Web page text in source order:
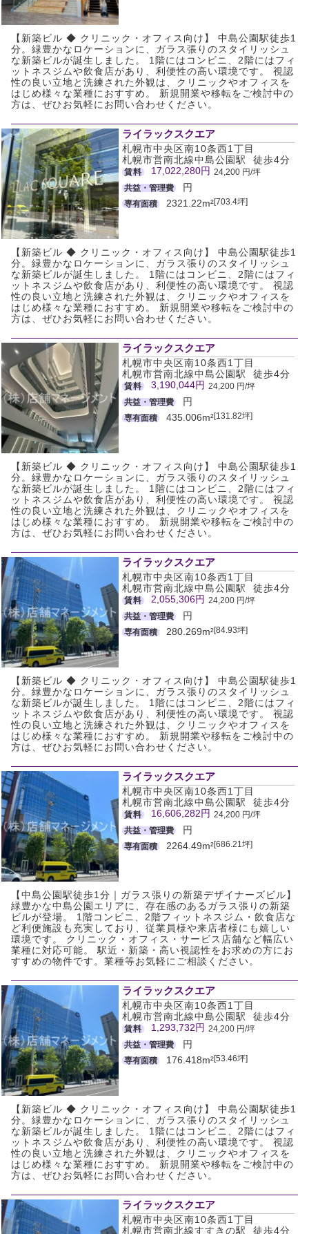
【新築ビル ◆ クリニック・オフィス向け】 中島公園駅徒歩1
分。緑豊かなロケーションに、ガラス張りのスタイリッシュ
な新築ビルが誕生しました。 1階にはコンビニ、2階にはフィ
ットネスジムや飲食店があり、利便性の高い環境です。 視認
性の良い立地と洗練された外観は、クリニックやオフィスを
はじめ様々な業種におすすめ。 新規開業や移転をご検討中の
方は、ぜひお気軽にお問い合わせください。
ライラックスクエア
札幌市中央区南10条西1丁目
札幌市営南北線中島公園駅 徒歩4分
賃料 17,022,280円 24,200 円/坪
共益・管理費
円
専有面積 2321.22m²[703.4坪]
【新築ビル ◆ クリニック・オフィス向け】 中島公園駅徒歩1
分。緑豊かなロケーションに、ガラス張りのスタイリッシュ
な新築ビルが誕生しました。 1階にはコンビニ、2階にはフィ
ットネスジムや飲食店があり、利便性の高い環境です。 視認
性の良い立地と洗練された外観は、クリニックやオフィスを
はじめ様々な業種におすすめ。 新規開業や移転をご検討中の
方は、ぜひお気軽にお問い合わせください。
ライラックスクエア
札幌市中央区南10条西1丁目
札幌市営南北線中島公園駅 徒歩4分
賃料 3,190,044円 24,200 円/坪
共益・管理費
円
専有面積 435.006m²[131.82坪]
【新築ビル ◆ クリニック・オフィス向け】 中島公園駅徒歩1
分。緑豊かなロケーションに、ガラス張りのスタイリッシュ
な新築ビルが誕生しました。 1階にはコンビニ、2階にはフィ
ットネスジムや飲食店があり、利便性の高い環境です。 視認
性の良い立地と洗練された外観は、クリニックやオフィスを
はじめ様々な業種におすすめ。 新規開業や移転をご検討中の
方は、ぜひお気軽にお問い合わせください。
ライラックスクエア
札幌市中央区南10条西1丁目
札幌市営南北線中島公園駅 徒歩4分
賃料 2,055,306円 24,200 円/坪
共益・管理費
円
専有面積 280.269m²[84.93坪]
【新築ビル ◆ クリニック・オフィス向け】 中島公園駅徒歩1
分。緑豊かなロケーションに、ガラス張りのスタイリッシュ
な新築ビルが誕生しました。 1階にはコンビニ、2階にはフィ
ットネスジムや飲食店があり、利便性の高い環境です。 視認
性の良い立地と洗練された外観は、クリニックやオフィスを
はじめ様々な業種におすすめ。 新規開業や移転をご検討中の
方は、ぜひお気軽にお問い合わせください。
ライラックスクエア
札幌市中央区南10条西1丁目
札幌市営南北線中島公園駅 徒歩4分
賃料 16,606,282円 24,200 円/坪
共益・管理費
円
専有面積 2264.49m²[686.21坪]
【中島公園駅徒歩1分｜ガラス張りの新築デザイナーズビル】
緑豊かな中島公園エリアに、存在感のあるガラス張りの新築
ビルが登場。 1階コンビニ、2階フィットネスジム・飲食店な
ど利便施設も充実しており、従業員様や来店者様にも嬉しい
環境です。 クリニック・オフィス・サービス店舗など幅広い
業種に対応可能。 駅近・新築・高い視認性をお求めの方にお
すすめの物件です。業種等お気軽にご相談ください。
ライラックスクエア
札幌市中央区南10条西1丁目
札幌市営南北線中島公園駅 徒歩4分
賃料 1,293,732円 24,200 円/坪
共益・管理費
円
専有面積 176.418m²[53.46坪]
【新築ビル ◆ クリニック・オフィス向け】 中島公園駅徒歩1
分。緑豊かなロケーションに、ガラス張りのスタイリッシュ
な新築ビルが誕生しました。 1階にはコンビニ、2階にはフィ
ットネスジムや飲食店があり、利便性の高い環境です。 視認
性の良い立地と洗練された外観は、クリニックやオフィスを
はじめ様々な業種におすすめ。 新規開業や移転をご検討中の
方は、ぜひお気軽にお問い合わせください。
ライラックスクエア
札幌市中央区南10条西1丁目
札幌市営南北線すすきの駅 徒歩4分